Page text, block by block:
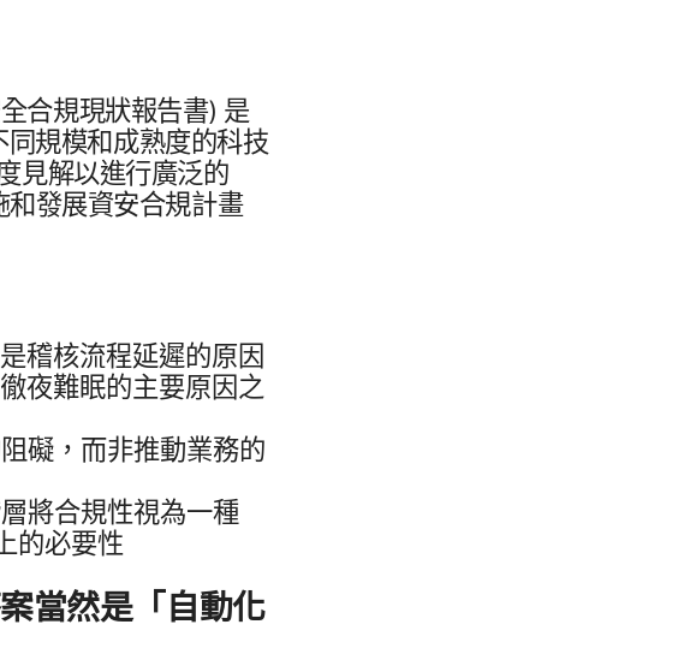
合​規現​狀​報告書) 是​
規模​和​成​熟度​的​科技​
見解​以​進行​廣泛​的​
和​發展​資安合​規計畫​
稽核​流程​延遲​的​原因
夜​難眠​的​主要​原因​之​
礙，​而非​推動​業務​的​
將​合規性​視為​一​種​
的​必要​性
當然​是​「自動化​